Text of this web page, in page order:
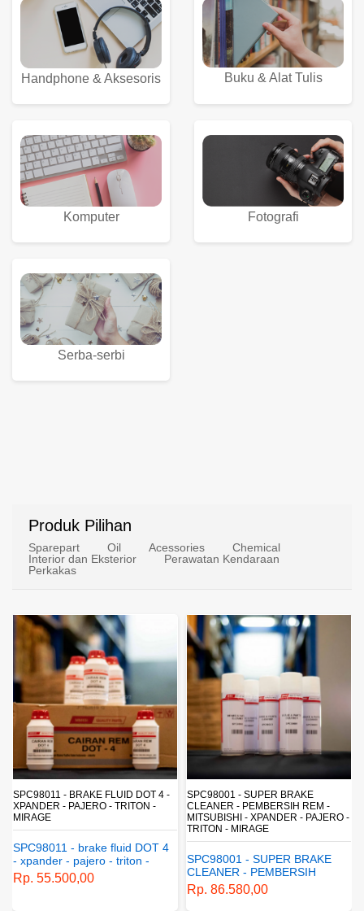
Handphone & Aksesoris Buku & Alat Tulis
Komputer Fotografi
Serba-serbi
Produk Pilihan
Sparepart Oil Acessories
Chemical
Interior dan Eksterior
Perawatan Kendaraan
Perkakas
4 -
4
SPC98001 - SUPER BRAKE
CLEANER - PEMBERSIH REM -
MITSUBISHI - XPANDER - PAJERO -
TRITON - MIRAGE
SPC98001 - SUPER BRAKE
CLEANER - PEMBERSIH
REM - MITSUBISHI -
SPC98009 - BRAKE FLUID DOT 3
MINYAK REM - CAIRAN REM -
SPAREPART GENUINE-
MITSUBISHI - XPANDER -
TRITON - MIRAGE
SPC98009 - BRAKE FLUID
DOT 3 - MINYAK REM -
CAIRAN REM - SPAREPART